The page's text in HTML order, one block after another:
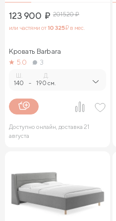
123 900 ₽ 201 520₽
или частями от10 325₽ в мес.
Кровать Barbara
5.0
3
140 -
Д.
190 см.
Доступно онлайн, доставка 21
августа